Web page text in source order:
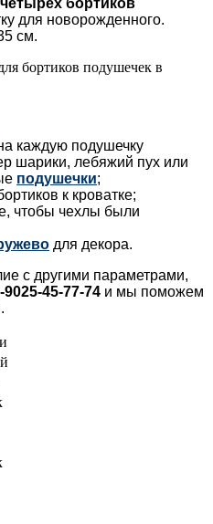
для новорожденного.
см.
каждую подушечку
шарики, лебяжий пух или
подушечки;
к кроватке;
чтобы чехлы были
для декора.
с другими параметрами,
45-77-74 и мы поможем